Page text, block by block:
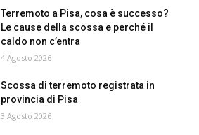
Terremoto a Pisa, cosa è successo?
Le cause della scossa e perché il
caldo non c’entra
4 Agosto 2026
Scossa di terremoto registrata in
provincia di Pisa
3 Agosto 2026